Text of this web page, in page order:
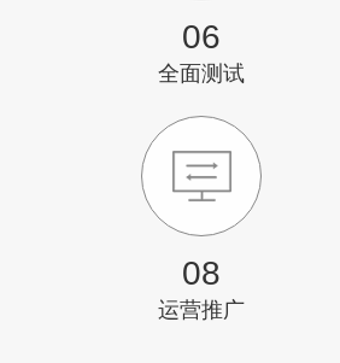
06
全面测试
08
运营推广